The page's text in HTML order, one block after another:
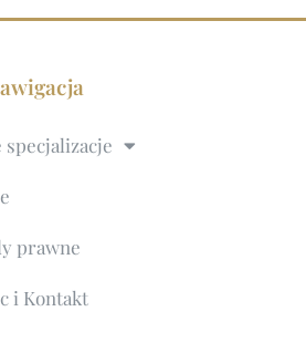
specjalizacje
prawne
i Kontakt